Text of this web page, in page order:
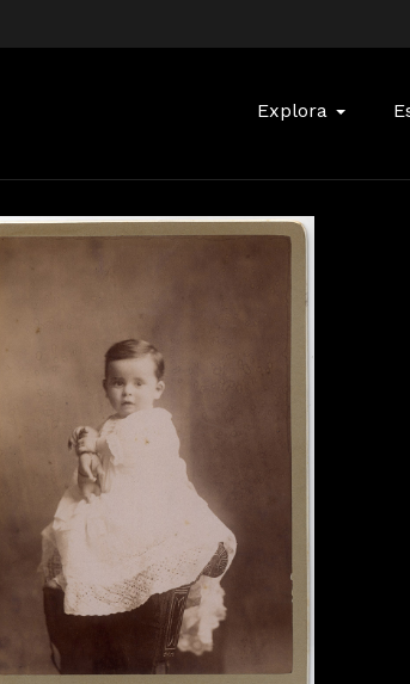
Explora